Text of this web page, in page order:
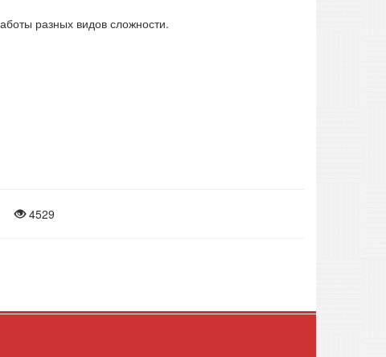
разных видов сложности.
4529